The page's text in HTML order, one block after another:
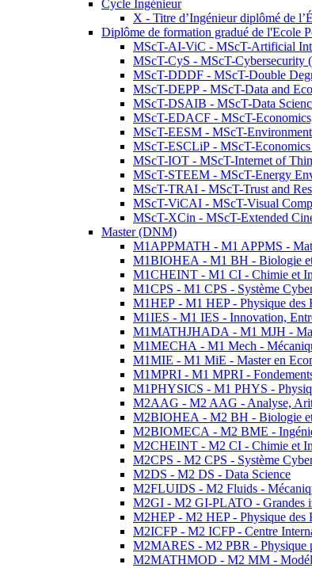
Cycle Ingénieur
X - Titre d’Ingénieur diplômé de
Diplôme de formation gradué de l'Ecole
MScT-AI-ViC - MScT-Artificial
MScT-CyS - MScT-Cybersecurity
MScT-DDDF - MScT-Double
MScT-DEPP - MScT-Data and
MScT-DSAIB - MScT-Data
MScT-EDACF - MScT-
MScT-EESM - MScT-
MScT-ESCLiP - MScT-
MScT-IOT - MScT-Internet of
MScT-STEEM - MScT-Energy
MScT-TRAI - MScT-Trust and
MScT-ViCAI - MScT-Visual
MScT-XCin - MScT-Extended
Master (DNM)
M1APPMATH - M1 APPMS -
M1BIOHEA - M1 BH - Biologie
M1CHEINT - M1 CI - Chimie et
M1CPS - M1 CPS - Système
M1HEP - M1 HEP - Physique des
M1IES - M1 IES - Innovation,
M1MATHJHADA - M1 MJH -
M1MECHA - M1 Mech -
M1MIE - M1 MiE - Master en
M1MPRI - M1 MPRI -
M1PHYSICS - M1 PHYS -
M2AAG - M2 AAG - Analyse,
M2BIOHEA - M2 BH - Biologie
M2BIOMECA - M2 BME -
M2CHEINT - M2 CI - Chimie et
M2CPS - M2 CPS - Système
M2DS - M2 DS - Data Science
M2FLUIDS - M2 Fluids -
M2GI - M2 GI-PLATO - Grandes
M2HEP - M2 HEP - Physique des
M2ICFP - M2 ICFP - Centre
M2MARES - M2 PBR - Physique
M2MATHMOD - M2 MM -